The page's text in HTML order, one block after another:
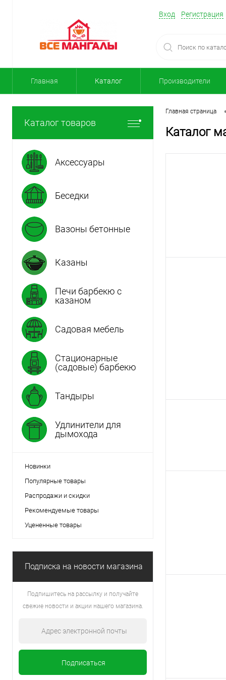
Вход Регистрация
Главная Каталог Производители
Каталог товаров
Аксессуары
Беседки
Вазоны бетонные
Казаны
Печи барбекю с
казаном
Садовая мебель
Стационарные
(садовые) барбекю
Тандыры
Удлинители для
дымохода
Новинки
Популярные товары
Распродажи и скидки
Рекомендуемые товары
Уцененные товары
Подписка на новости магазина
Подпишитесь на рассылку и получайте
свежие новости и акции нашего магазина.
Главная страница
Каталог